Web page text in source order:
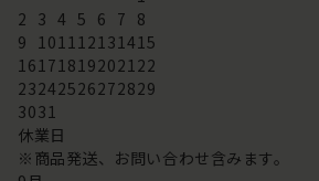
2 3 4 5 6 7 8
9 101112131415
16171819202122
23242526272829
3031
休業日
※商品発送、お問い合わせ含みます。